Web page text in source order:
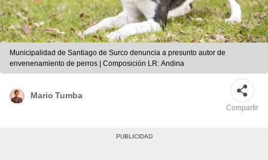
Municipalidad de Santiago de Surco denuncia a presunto autor de
envenenamiento de perros | Composición LR: Andina
Mario Tumba
Compartir